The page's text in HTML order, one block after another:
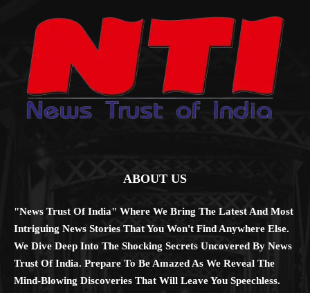
ABOUT US
"News Trust Of India" Where We Bring The Latest And Most
Intriguing News Stories That You Won't Find Anywhere Else.
We Dive Deep Into The Shocking Secrets Uncovered By News
Trust Of India. Prepare To Be Amazed As We Reveal The
Mind-Blowing Discoveries That Will Leave You Speechless.